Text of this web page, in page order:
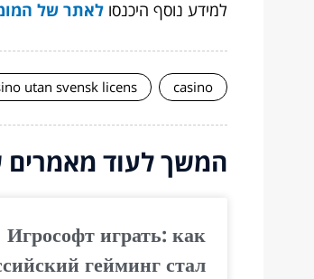
למידע נוסף היכנסו לאתר של
casino
utan svensk licens
המשך לעוד מאמרים
Игрософт играть: как
гейминг стал